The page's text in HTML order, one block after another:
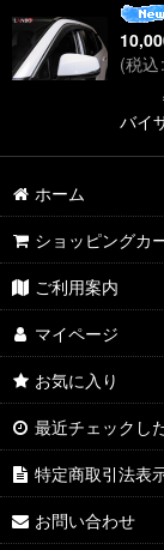
(税込:
＊
バイ
ホーム
ショッピングカ
ご利用案内
マイページ
お気に入り
最近チェックし
特定商取引法表
お問い合わせ